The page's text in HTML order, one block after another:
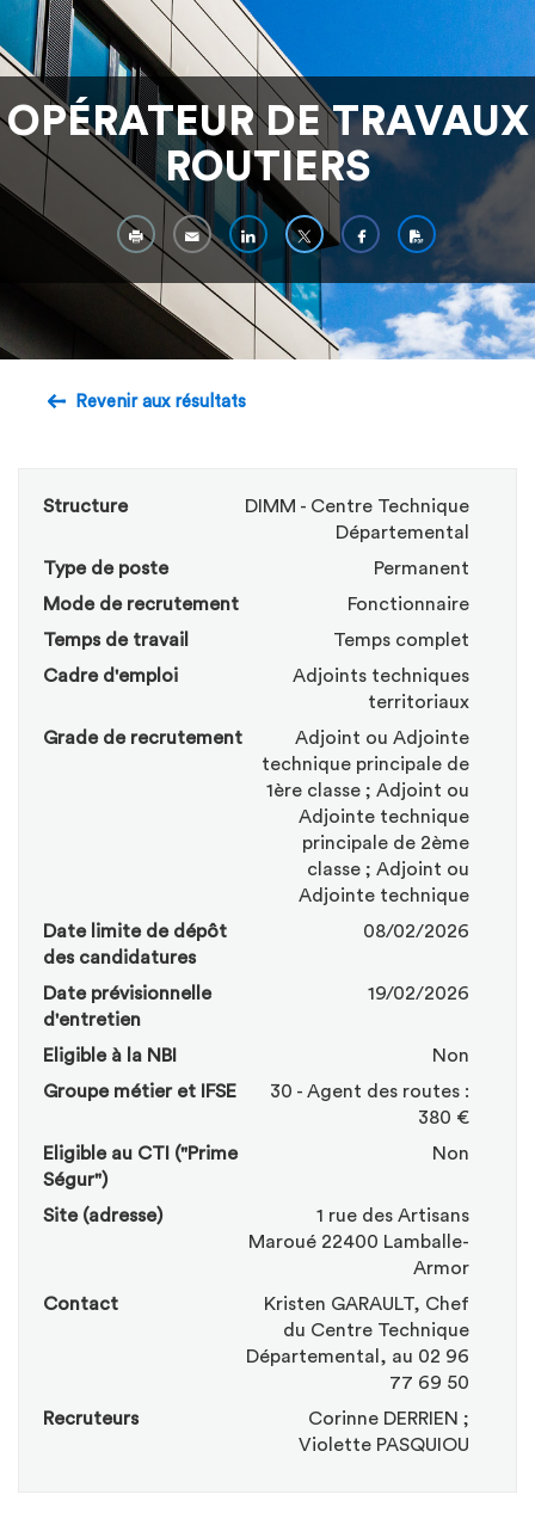
OPÉRATEUR DE TRAVAUX
ROUTIERS
Revenir aux résultats
Structure
DIMM - Centre Technique
Départemental
Type de poste
Permanent
Mode de recrutement
Fonctionnaire
Temps de travail
Temps complet
Cadre d'emploi
Adjoints techniques
territoriaux
Grade de recrutement
Adjoint ou Adjointe
technique principale de
1ère classe ; Adjoint ou
Adjointe technique
principale de 2ème
classe ; Adjoint ou
Adjointe technique
Date limite de dépôt
des candidatures
08/02/2026
Date prévisionnelle
d'entretien
19/02/2026
Eligible à la NBI
Non
Groupe métier et IFSE
30 - Agent des routes :
380 €
Eligible au CTI ("Prime
Ségur")
Non
Site (adresse)
1 rue des Artisans
Maroué 22400 Lamballe-
Armor
Contact
Kristen GARAULT, Chef
du Centre Technique
Départemental, au 02 96
77 69 50
Recruteurs
Corinne DERRIEN ;
Violette PASQUIOU